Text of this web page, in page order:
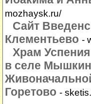
mozhaysk.ru/
Сайт
Клементьево -
Храм
в селе
Горетово -